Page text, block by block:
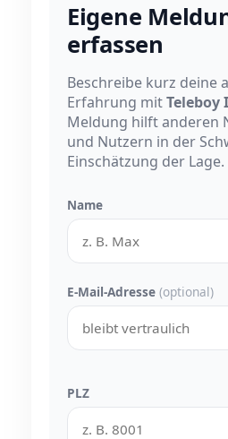
Eigene
erfassen
Beschreibe kurz deine
Erfahrung mit
Meldung hilft anderen
und Nutzern in der
Einschätzung der Lage.
Name
E-Mail-Adresse (optional)
PLZ